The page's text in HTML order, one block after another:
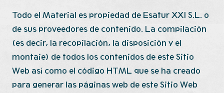
Todo el Material es propiedad de Esatur XXI S.L. o
de sus proveedores de contenido. La compilación
(es decir, la recopilación, la disposición y el
montaje) de todos los contenidos de este Sitio
Web así como el código HTML que se ha creado
para generar las páginas web de este Sitio Web